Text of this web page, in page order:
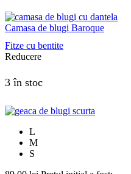
Camasa de blugi Baroque
Fitze cu bentite
Reducere
3 în stoc
L
M
S